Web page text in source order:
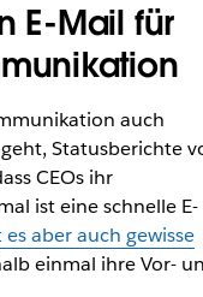
E-Mail für
auch
Statusberichte
CEOs ihr
ist eine schnelle E-
es aber auch gewisse
einmal ihre Vor-